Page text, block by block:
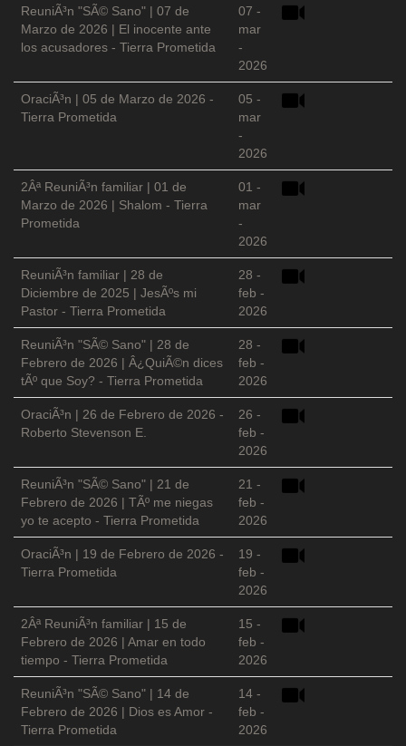
ReuniÃ³n "SÃ© Sano" | 07 de
Marzo de 2026 | El inocente ante
los acusadores - Tierra Prometida
07 -
mar
-
2026
OraciÃ³n | 05 de Marzo de 2026 -
Tierra Prometida
05 -
mar
-
2026
2Âª ReuniÃ³n familiar | 01 de
Marzo de 2026 | Shalom - Tierra
Prometida
01 -
mar
-
2026
ReuniÃ³n familiar | 28 de
Diciembre de 2025 | JesÃºs mi
Pastor - Tierra Prometida
28 -
feb -
2026
ReuniÃ³n "SÃ© Sano" | 28 de
Febrero de 2026 | Â¿QuiÃ©n dices
tÃº que Soy? - Tierra Prometida
28 -
feb -
2026
OraciÃ³n | 26 de Febrero de 2026 -
Roberto Stevenson E.
26 -
feb -
2026
ReuniÃ³n "SÃ© Sano" | 21 de
Febrero de 2026 | TÃº me niegas
yo te acepto - Tierra Prometida
21 -
feb -
2026
OraciÃ³n | 19 de Febrero de 2026 -
Tierra Prometida
19 -
feb -
2026
2Âª ReuniÃ³n familiar | 15 de
Febrero de 2026 | Amar en todo
tiempo - Tierra Prometida
15 -
feb -
2026
ReuniÃ³n "SÃ© Sano" | 14 de
Febrero de 2026 | Dios es Amor -
Tierra Prometida
14 -
feb -
2026